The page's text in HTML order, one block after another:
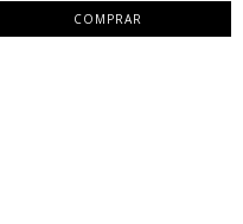
COMPRAR